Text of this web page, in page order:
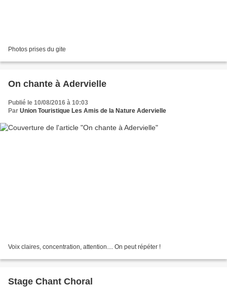
Photos prises du gite
On chante à Adervielle
Publié le 10/08/2016 à 10:03
Par Union Touristique Les Amis de la Nature Adervielle
Voix claires, concentration, attention.... On peut répéter !
Stage Chant Choral